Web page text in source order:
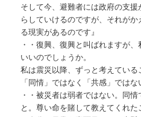
そして今、避難者には政府の支
らしていけるのですが、それが
る現実があるのです』
・・復興、復興と叫ばれますが
いいのでしょうか。
私は震災以降、ずっと考えてい
「同情」ではなく「共感」ではな
・・被災者は弱者ではない。同
と。尊い命を賭して教えてくれ